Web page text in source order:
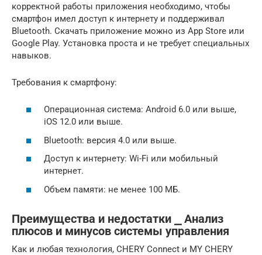
корректной работы приложения необходимо, чтобы
смартфон имел доступ к интернету и поддерживал
Bluetooth. Скачать приложение можно из App Store или
Google Play. Установка проста и не требует специальных
навыков.
Требования к смартфону:
Операционная система: Android 6.0 или выше,
iOS 12.0 или выше.
Bluetooth: версия 4.0 или выше.
Доступ к интернету: Wi-Fi или мобильный
интернет.
Объем памяти: не менее 100 МБ.
Преимущества и недостатки ⎯ Анализ
плюсов и минусов системы управления
Как и любая технология, CHERY Connect и MY CHERY